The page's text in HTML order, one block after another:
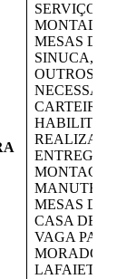
SERVIÇO DE
MONTADOR
MESAS DE
SINUCA,
OUTROS, É
NECESSÁRIO
CARTEIRA DE
REALIZAR
ENTREGAS,
MONTAGEM E
MESAS DE
CASA DE
VAGA PARA
MORADORES
LAFAIETE.